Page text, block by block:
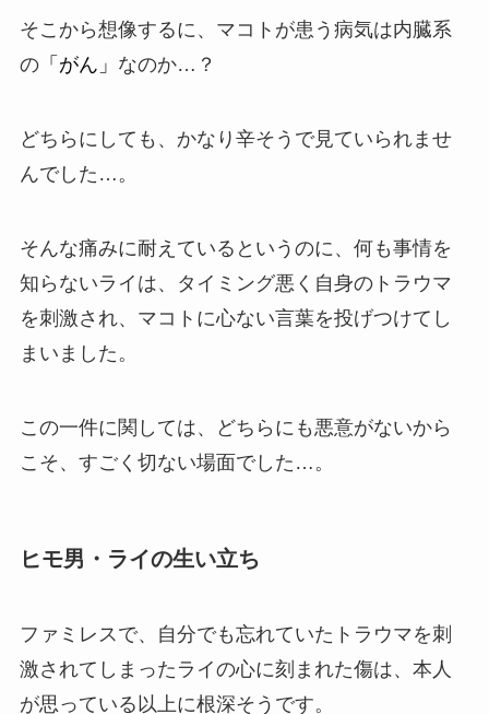
そこから想像するに、マコトが患う病気は内臓系
の「がん」 なのか…？
どちらにしても、かなり辛そうで見ていられませ
んでした…。
そんな痛みに耐えているというのに、何も事情を
知らないライは、タイミング悪く自身のトラウマ
を刺激され、マコトに心ない言葉を投げつけてし
まいました。
この一件に関しては、どちらにも悪意がないから
こそ、すごく切ない場面でした…。
ヒモ男・ライの生い立ち
ファミレスで、自分でも忘れていた トラウマを刺
激されてしまったライの心に刻まれた傷は、本人
が思っている以上に根深そうです。